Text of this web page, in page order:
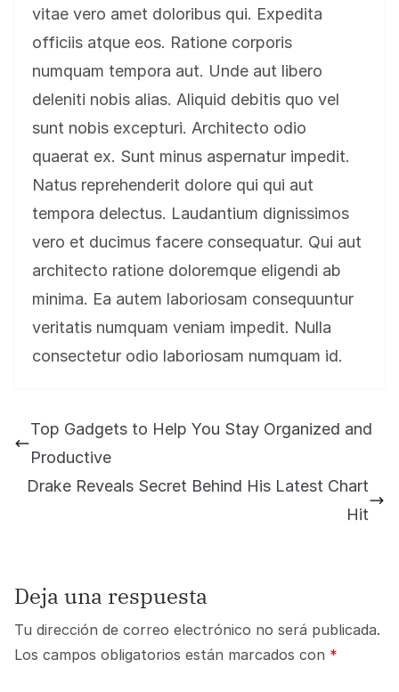
vitae vero amet doloribus qui. Expedita
officiis atque eos. Ratione corporis
numquam tempora aut. Unde aut libero
deleniti nobis alias. Aliquid debitis quo vel
sunt nobis excepturi. Architecto odio
quaerat ex. Sunt minus aspernatur impedit.
Natus reprehenderit dolore qui qui aut
tempora delectus. Laudantium dignissimos
vero et ducimus facere consequatur. Qui aut
architecto ratione doloremque eligendi ab
minima. Ea autem laboriosam consequuntur
veritatis numquam veniam impedit. Nulla
consectetur odio laboriosam numquam id.
Top Gadgets to Help You Stay Organized and
Productive
Drake Reveals Secret Behind His Latest Chart
Hit
Deja una respuesta
Tu dirección de correo electrónico no será publicada.
Los campos obligatorios están marcados con *